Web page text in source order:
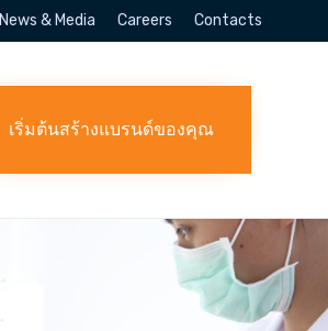
News & Media Careers Contacts
เริ่มต้นสร้างแบรนด์ของคุณ